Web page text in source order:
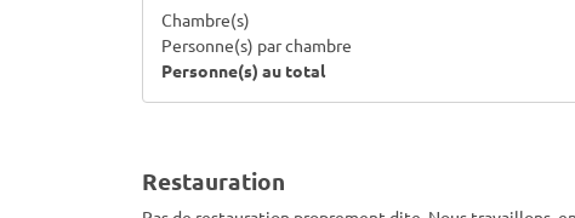
Chambre(s)
Personne(s) par chambre
Personne(s) au total
Restauration